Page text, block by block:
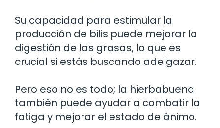
Su capacidad para estimular la
producción de bilis puede mejorar la
digestión de las grasas, lo que es
crucial si estás buscando adelgazar.
Pero eso no es todo; la hierbabuena
también puede ayudar a combatir la
fatiga y mejorar el estado de ánimo.